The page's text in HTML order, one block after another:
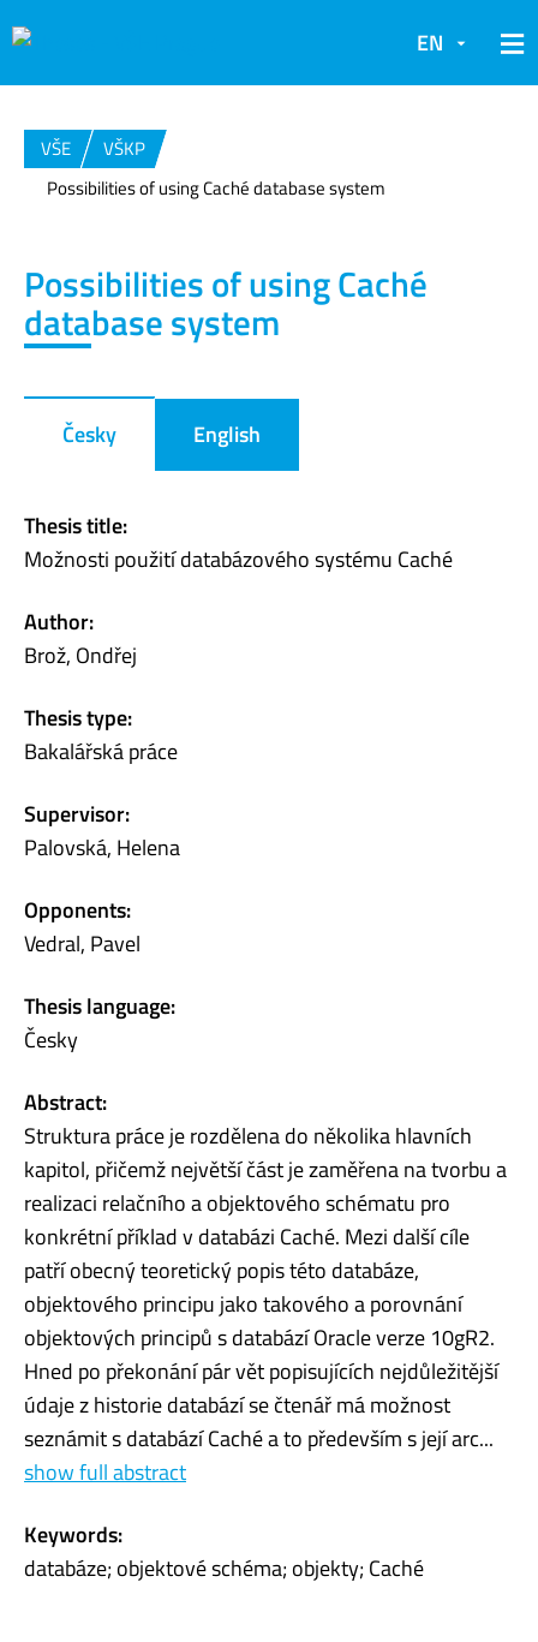
EN
VŠE
VŠKP
Possibilities of using Caché database system
Possibilities of using Caché
database system
Česky English
Thesis title:
Možnosti použití databázového systému Caché
Author:
Brož, Ondřej
Thesis type:
Bakalářská práce
Supervisor:
Palovská, Helena
Opponents:
Vedral, Pavel
Thesis language:
Česky
Abstract:
Struktura práce je rozdělena do několika hlavních
kapitol, přičemž největší část je zaměřena na tvorbu a
realizaci relačního a objektového schématu pro
konkrétní příklad v databázi Caché. Mezi další cíle
patří obecný teoretický popis této databáze,
objektového principu jako takového a porovnání
objektových principů s databází Oracle verze 10gR2.
Hned po překonání pár vět popisujících nejdůležitější
údaje z historie databází se čtenář má možnost
seznámit s databází Caché a to především s její arc...
show full abstract
Keywords:
databáze; objektové schéma; objekty; Caché